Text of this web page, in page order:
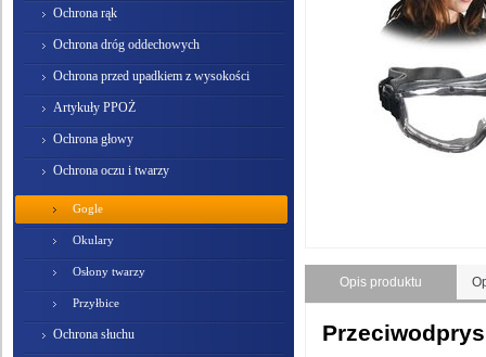
Ochrona rąk
Ochrona dróg oddechowych
Ochrona przed upadkiem z wysokości
Artykuły PPOŻ
Ochrona głowy
Ochrona oczu i twarzy
Gogle
Okulary
Osłony twarzy
Przyłbice
Ochrona słuchu
Opis produktu